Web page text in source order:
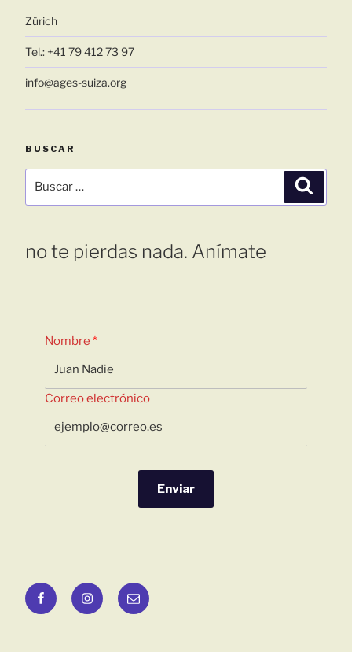
Zürich
Tel.: +41 79 412 73 97
info@ages-suiza.org
BUSCAR
por:
no te pierdas nada. Anímate
Nombre
Correo electrónico
Enviar
FacebookInstagram
E-
Mail